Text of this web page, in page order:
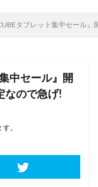
タブレット集中セール
中セール』開
なので急げ!
。